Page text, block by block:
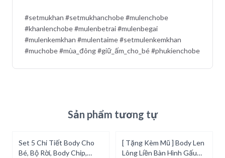
#setmukhan #setmukhanchobe #mulenchobe
#khanlenchobe #mulenbetrai #mulenbegai
#mulenkemkhan #mulentaime #setmulenkemkhan
#muchobe #mùa_đông #giữ_ấm_cho_bé #phukienchobe
Sản phẩm tương tự
Set 5 Chi Tiết Body Cho
Bé, Bộ Rời, Body Chip,
[ Tặng Kèm Mũ ] Body Len
Lông Liền Bàn Hình Gấu